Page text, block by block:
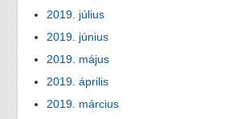
2019. július
2019. június
2019. május
2019. április
2019. március